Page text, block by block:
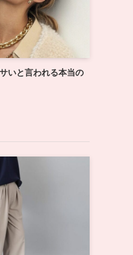
いと言われる本当の